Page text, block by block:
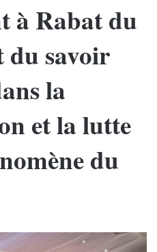
à Rabat du
du savoir
la
et la lutte
du